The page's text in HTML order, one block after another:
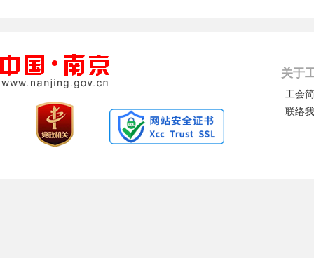
关于
工会
联络